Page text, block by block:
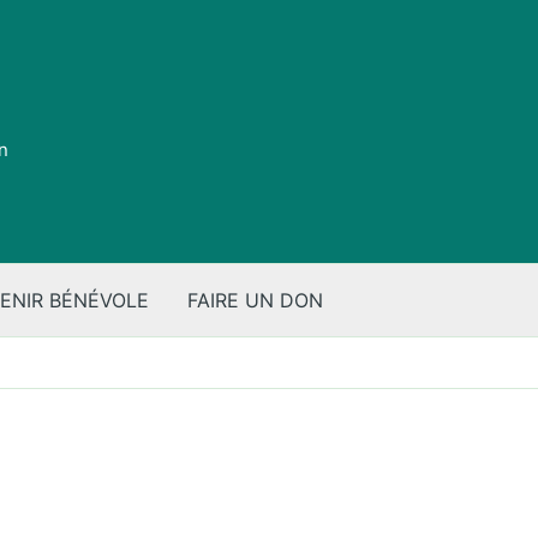
BÉNÉVOLE FAIRE UN DON